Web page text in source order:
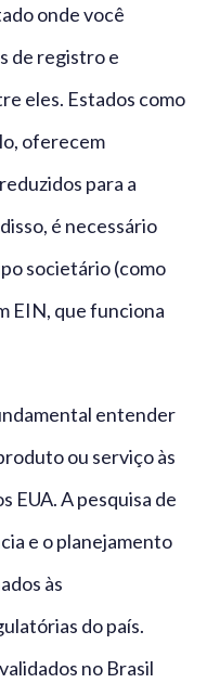
onde você
de registro e
eles. Estados como
oferecem
para a
é necessário
societário (como
EIN, que funciona
entender
ou serviço às
EUA. A pesquisa de
e o planejamento
às
do país.
no Brasil